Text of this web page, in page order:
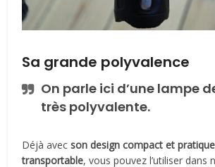
Sa grande polyvalence
On parle ici d’une lampe
très polyvalente.
Déjà avecson design compact et
transportable, vous pouvez l’utiliser dans